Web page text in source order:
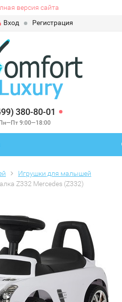
версия сайта
Вход
Регистрация
380-80-01
Пн—Пт 9:00—18:00
Игрушки для малышей
Z332 Mercedes (Z332)